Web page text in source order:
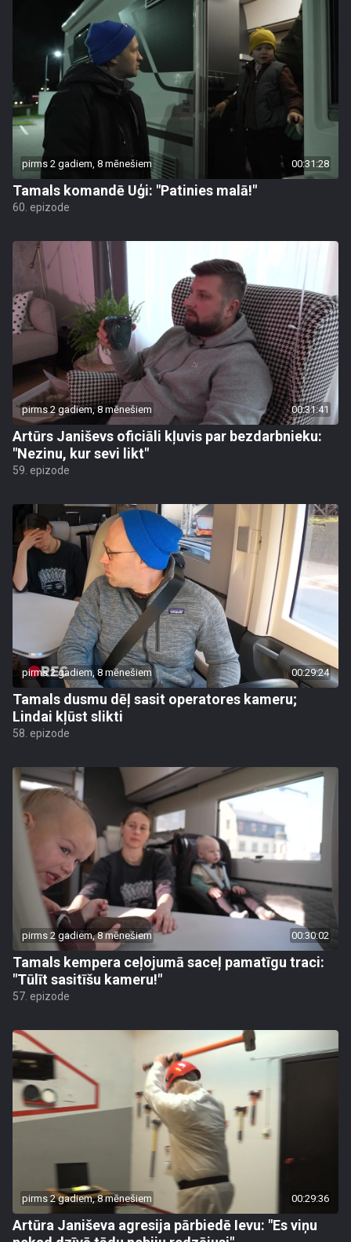
pirms 2 gadiem, 8 mēnešiem 00:31:28
Tamals komandē Uģi: "Patinies malā!"
60. epizode
pirms 2 gadiem, 8 mēnešiem 00:31:41
Artūrs Janiševs oficiāli kļuvis par bezdarbnieku:
"Nezinu, kur sevi likt"
59. epizode
pirms 2 gadiem, 8 mēnešiem 00:29:24
Tamals dusmu dēļ sasit operatores kameru;
Lindai kļūst slikti
58. epizode
pirms 2 gadiem, 8 mēnešiem 00:30:02
Tamals kempera ceļojumā saceļ pamatīgu traci:
"Tūlīt sasitīšu kameru!"
57. epizode
pirms 2 gadiem, 8 mēnešiem 00:29:36
Artūra Janiševa agresija pārbiedē Ievu: "Es viņu